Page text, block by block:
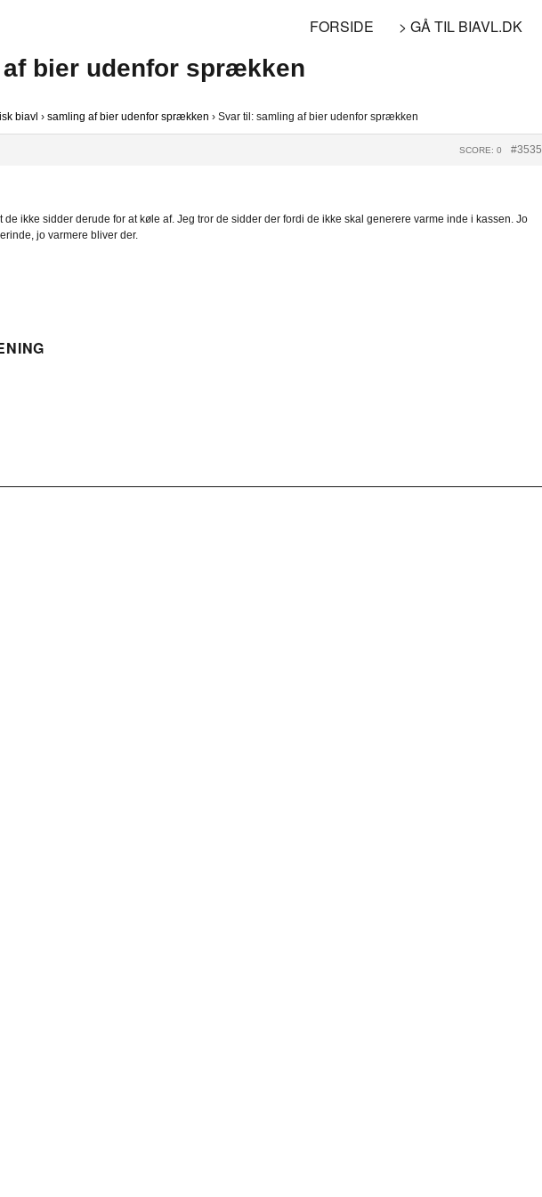
FORSIDE > GÅ TIL BIAVL.DK
bier udenfor sprækken
biavl › samling af bier udenfor sprækken › Svar til: samling af bier udenfor sprækken
#3535
SCORE: 0
de ikke sidder derude for at køle af. Jeg tror de sidder der fordi de ikke skal generere varme inde i kassen. Jo
jo varmere bliver der.